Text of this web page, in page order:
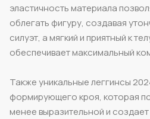
эластичность материала
облегать фигуру, создавая
силуэт, а мягкий и приятный к
обеспечивает максимальный
Также уникальные леггинсы
формирующего кроя, которая
менее выразительной и